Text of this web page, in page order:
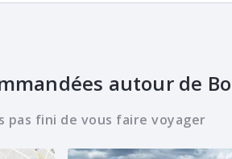
autour de
pas fini de vous faire voyager